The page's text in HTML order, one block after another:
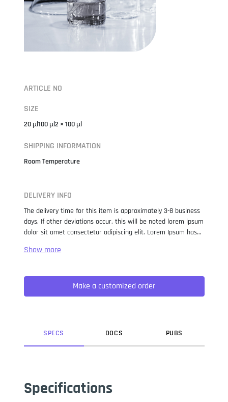
ARTICLE NO
SIZE
20 µl100 µl2 × 100 µl
SHIPPING INFORMATION
Room Temperature
DELIVERY INFO
The delivery time for this item is approximately 3-8 business
days. If other deviations occur, this will be noted lorem ipsum
dolor sit amet consectetur adipiscing elit. Lorem Ipsum has
when an unknown printer took a galley of type and
not only five centuries, but also the leap into electronic
typesetting, remaining essentially unchanged. It was
popularised in the 1960s with the release of Letraset sheets
Make a customized order
SPECS DOCS PUBS
Specifications